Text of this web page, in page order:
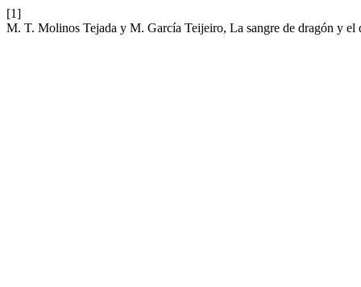
[1]
M. T. Molinos Tejada y M. García Teijeiro, La sangre de dragón y el